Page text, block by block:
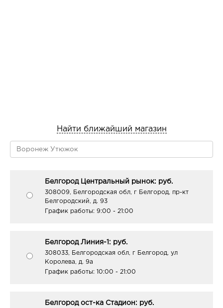
Найти ближайший магазин
Белгород Центральный рынок: руб.
308009, Белгородская обл, г Белгород, пр-кт
Белгородский, д. 93
График работы: 9:00 - 21:00
Белгород Линия-1: руб.
308033, Белгородская обл, г Белгород, ул
Королева, д. 9а
График работы: 10:00 - 21:00
Белгород ост-ка Стадион: руб.